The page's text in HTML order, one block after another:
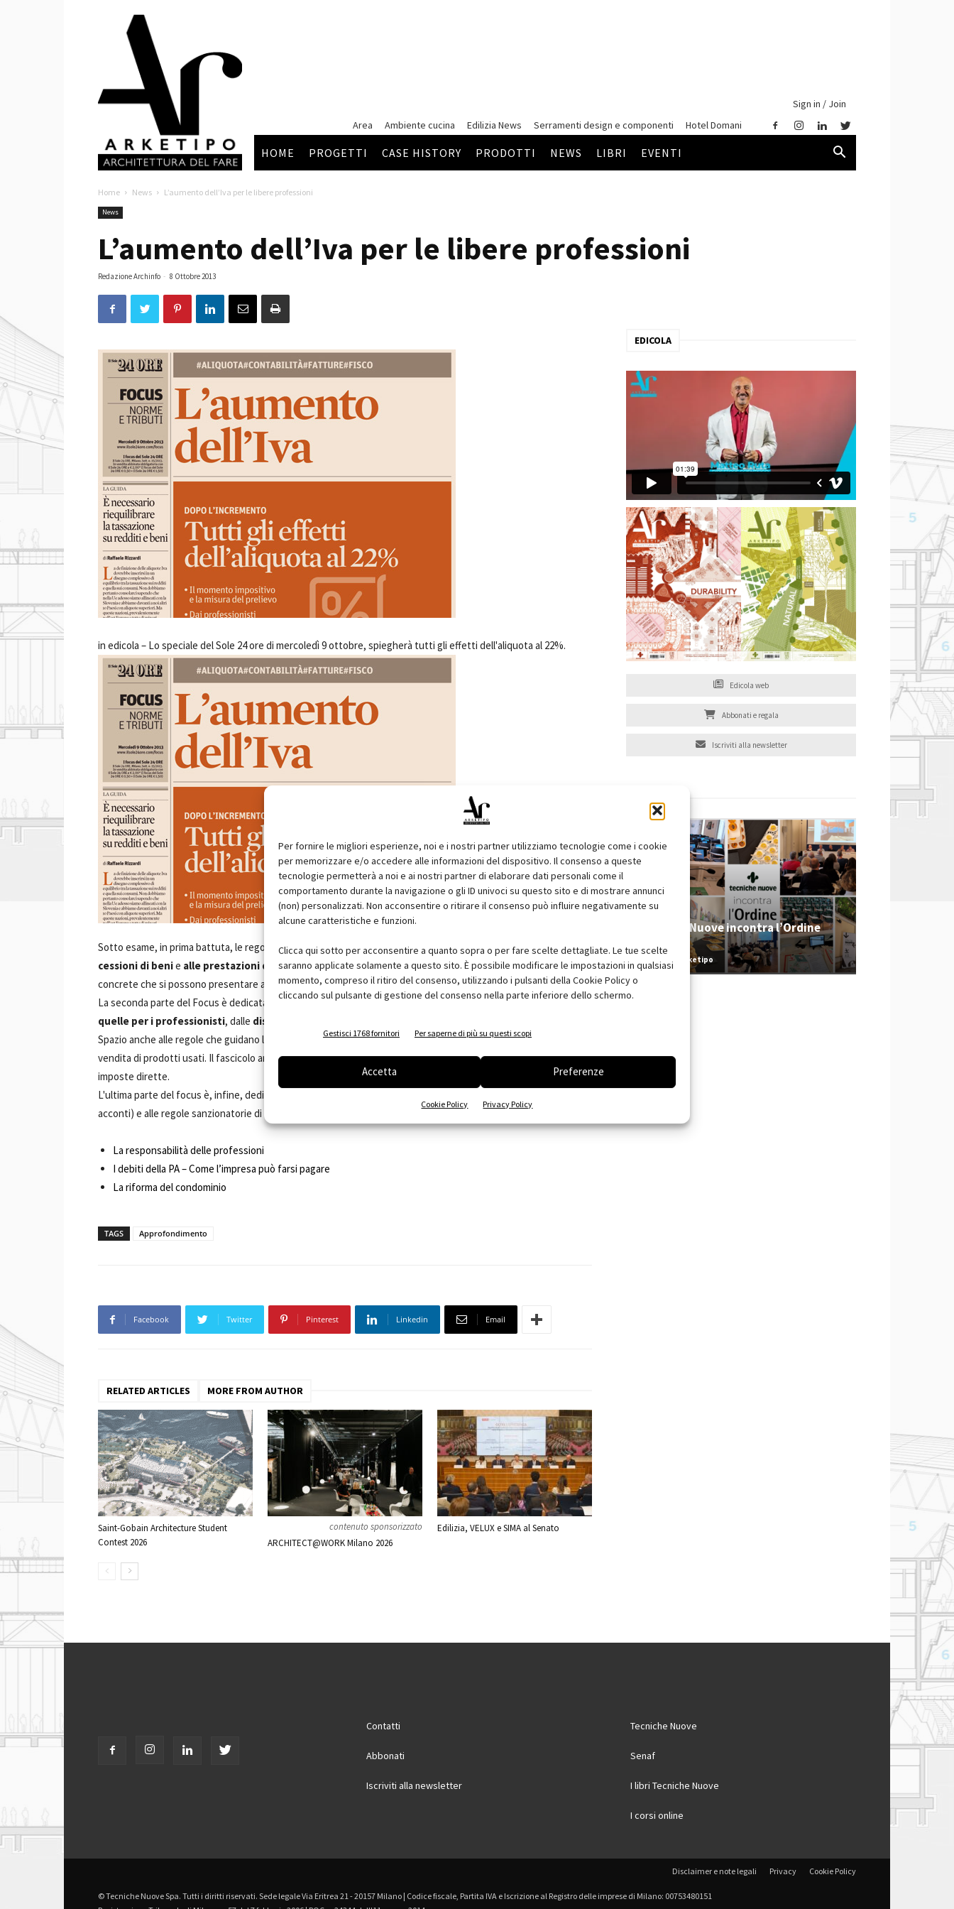
Per fornire le migliori esperienze, noi e i nostri partner utilizziamo tecnologie come i cookie
per memorizzare e/o accedere alle informazioni del dispositivo. Il consenso a queste
tecnologie permetterà a noi e ai nostri partner di elaborare dati personali come il
comportamento durante la navigazione o gli ID univoci su questo sito e di mostrare annunci
(non) personalizzati. Non acconsentire o ritirare il consenso può influire negativamente su
alcune caratteristiche e funzioni.
Clicca qui sotto per acconsentire a quanto sopra o per fare scelte dettagliate. Le tue scelte
saranno applicate solamente a questo sito. È possibile modificare le impostazioni in qualsiasi
momento, compreso il ritiro del consenso, utilizzando i pulsanti della Cookie Policy o
cliccando sul pulsante di gestione del consenso nella parte inferiore dello schermo.
Gestisci 1768 fornitori Per saperne di più su questi scopi
Accetta Preferenze
Cookie Policy Privacy Policy
Arketipo
Sign in / Join
Area
Ambiente cucina Edilizia News Serramenti design e componenti Hotel Domani
HOME PROGETTI CASE HISTORY PRODOTTI NEWS LIBRI EVENTI
Home News L’aumento dell’Iva per le libere professioni
News
L’aumento dell’Iva per le libere professioni
Redazione Archinfo - 8 Ottobre 2013
in edicola – Lo speciale del Sole 24 ore di mercoledì 9 ottobre, spiegherà tutti gli effetti dell'aliquota al 22%.
Sotto esame, in prima battuta, le regole base che consentono di individuarele aliquote applicabili alle
cessioni di benie alle prestazioni di servizicon un gran numero di esempi che riproducono le situazioni
concrete che si possono presentare agli operatori.
La seconda parte del Focus è dedicata agli approfondimenti mirati: si va dalleregole per il commercio a
quelle per i professionisti, dalle disposizioni applicabili all'Iva per cassa a quelle destinate ai minimi
Spazio anche alle regole che guidano le imprese agricole per arrivare, poi, a come gestire le esenzioni e la
vendita di prodotti usati. Il fascicolo arriva, poi, a esaminare le interazioni fra l'aumento dell'aliquota Iva e delle
imposte dirette.
L'ultima parte del focus è, infine, dedicata agli adempimenti (liquidazione, dichiarazioni e pagamento degli
acconti) e alle regole sanzionatorie di carattere amministrativo e penale.
La responsabilità delle professioni
I debiti della PA – Come l’impresa può farsi pagare
La riforma del condominio
TAGS Approfondimento
Facebook Twitter Pinterest Linkedin Email
RELATED ARTICLES MORE FROM AUTHOR
Saint-Gobain Architecture Student
Contest 2026
contenuto sponsorizzato
ARCHITECT@WORK Milano 2026
Edilizia, VELUX e SIMA al Senato
EDICOLA
Edicola web
Abbonati e regala
Iscriviti alla newsletter
Tecniche Nuove incontra l’Ordine
Redazione Arketipo
Contatti
Abbonati
Iscriviti alla newsletter
Tecniche Nuove
Senaf
I libri Tecniche Nuove
I corsi online
Disclaimer e note legali Privacy Cookie Policy
© Tecniche Nuove Spa. Tutti i diritti riservati. Sede legale Via Eritrea 21 - 20157 Milano | Codice fiscale, Partita IVA e Iscrizione al Registro delle imprese di Milano: 00753480151